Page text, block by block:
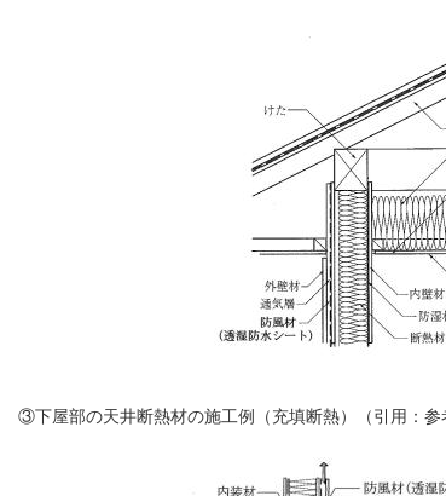
③下屋部の天井断熱材の施工例（充填断熱）（引用：参